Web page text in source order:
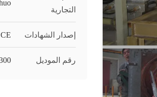
التجارية
إصدار الشهادات CE
رقم الموديل